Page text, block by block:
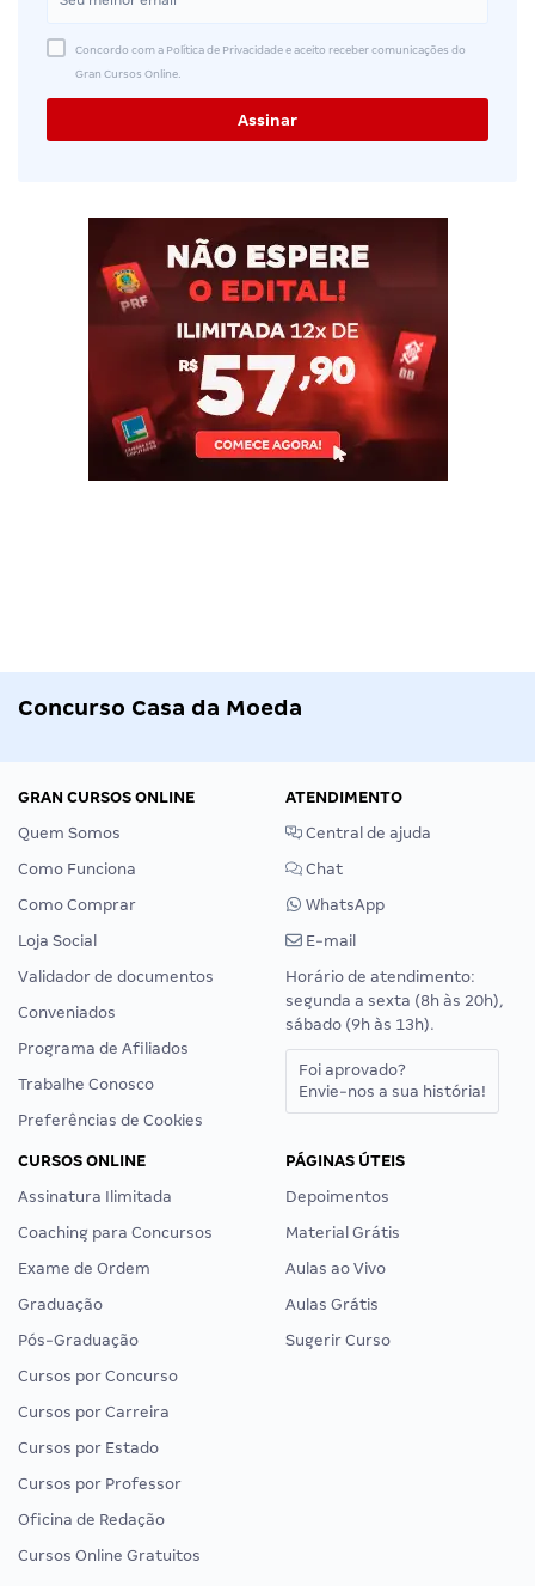
Concordo com a Política de Privacidade e aceito receber comunicações do
Gran Cursos Online.
Concurso Casa da Moeda
GRAN CURSOS ONLINE
Quem Somos
Como Funciona
Como Comprar
Loja Social
Validador de documentos
Conveniados
Programa de Afiliados
Trabalhe Conosco
Preferências de Cookies
ATENDIMENTO
Central de ajuda
Chat
WhatsApp
E-mail
Horário de atendimento:
segunda a sexta (8h às 20h),
sábado (9h às 13h).
Foi aprovado?
Envie-nos a sua história!
CURSOS ONLINE
Assinatura Ilimitada
Coaching para Concursos
Exame de Ordem
Graduação
Pós-Graduação
Cursos por Concurso
Cursos por Carreira
Cursos por Estado
Cursos por Professor
Oficina de Redação
Cursos Online Gratuitos
PÁGINAS ÚTEIS
Depoimentos
Material Grátis
Aulas ao Vivo
Aulas Grátis
Sugerir Curso